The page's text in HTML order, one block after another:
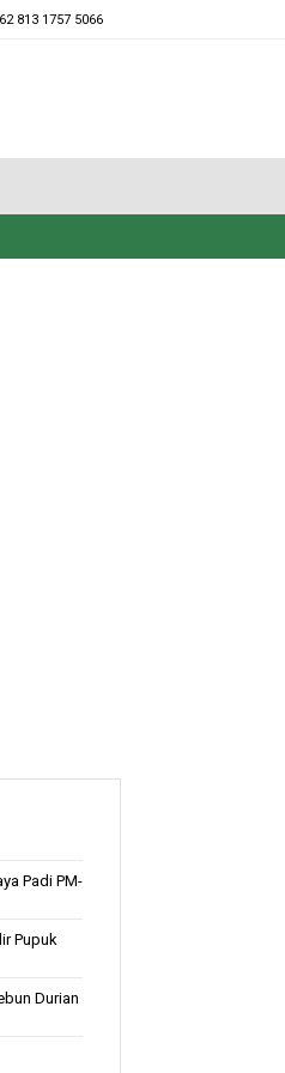
813 1757 5066
Padi PM-
Pupuk
Durian